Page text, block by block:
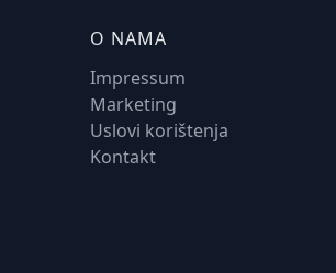
O NAMA
Impressum
Marketing
Uslovi korištenja
Kontakt